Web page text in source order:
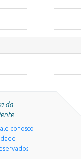
da
conosco